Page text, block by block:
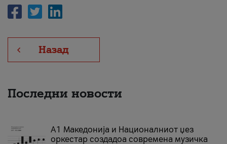
Назад
Последни новости
А1 Македонија и Националниот џез
оркестар создадоа современа музичка